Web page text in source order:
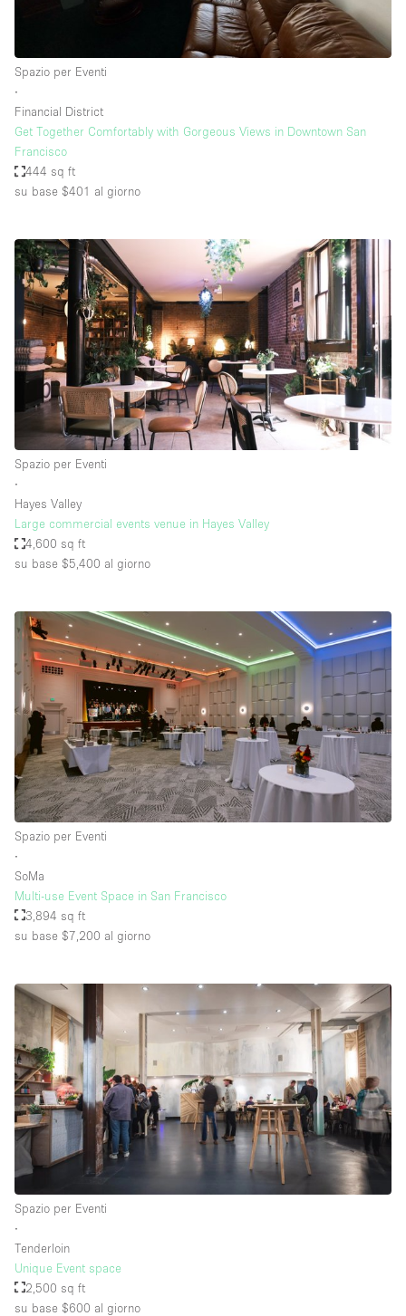
Spazio per Eventi
∙
Financial District
Get Together Comfortably with Gorgeous Views in Downtown San
Francisco
444 sq ft
su base $401 al giorno
Spazio per Eventi
∙
Hayes Valley
Large commercial events venue in Hayes Valley
4,600 sq ft
su base $5,400 al giorno
Spazio per Eventi
∙
SoMa
Multi-use Event Space in San Francisco
3,894 sq ft
su base $7,200 al giorno
Spazio per Eventi
∙
Tenderloin
Unique Event space
2,500 sq ft
su base $600 al giorno